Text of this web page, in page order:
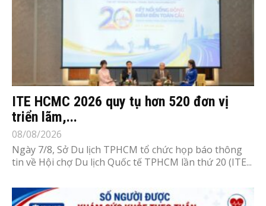
ITE HCMC 2026 quy tụ hơn 520 đơn vị
triển lãm,...
08/08/2026
Ngày 7/8, Sở Du lịch TPHCM tổ chức họp báo thông
tin về Hội chợ Du lịch Quốc tế TPHCM lần thứ 20 (ITE...